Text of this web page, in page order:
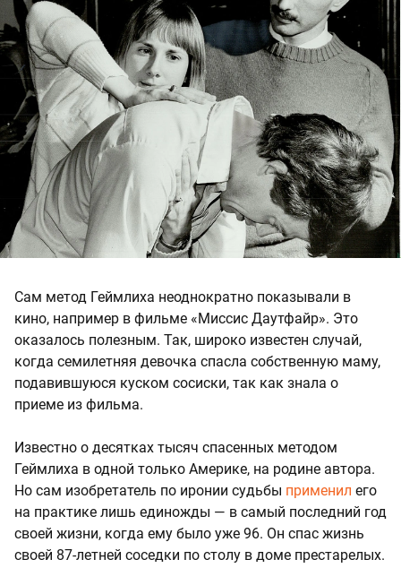
Сам метод Геймлиха неоднократно показывали в
кино, например в фильме «Миссис Даутфайр». Это
оказалось полезным. Так, широко известен случай,
когда семилетняя девочка спасла собственную маму,
подавившуюся куском сосиски, так как знала о
приеме из фильма.
Известно о десятках тысяч спасенных методом
Геймлиха в одной только Америке, на родине автора.
Но сам изобретатель по иронии судьбы применил его
на практике лишь единожды — в самый последний год
своей жизни, когда ему было уже 96. Он спас жизнь
своей 87-летней соседки по столу в доме престарелых.